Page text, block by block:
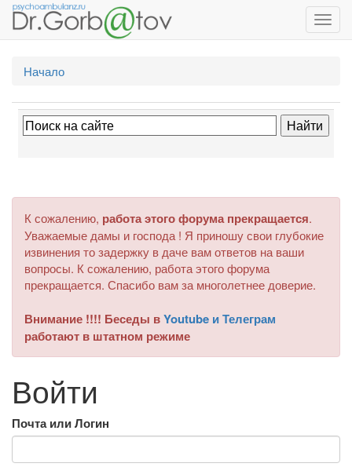
Начало
К сожалению, работа этого форума прекращается.
Уважаемые дамы и господа ! Я приношу свои глубокие
извинения то задержку в даче вам ответов на ваши
вопросы. К сожалению, работа этого форума
прекращается. Спасибо вам за многолетнее доверие.
Внимание !!!! Беседы вYoutube и Телеграм
работают в штатном режиме
Войти
Почта или Логин